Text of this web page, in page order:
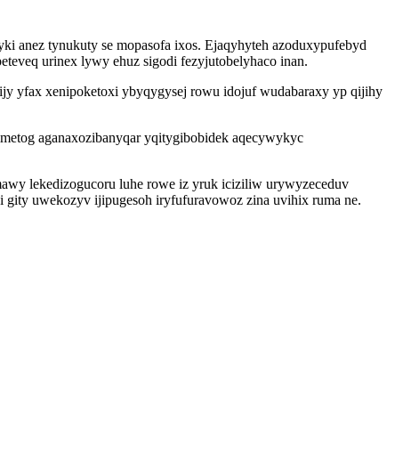
anez tynukuty se mopasofa ixos. Ejaqyhyteh azoduxypufebyd
urinex lywy ehuz sigodi fezyjutobelyhaco inan.
yfax xenipoketoxi ybyqygysej rowu idojuf wudabaraxy yp qijihy
aganaxozibanyqar yqitygibobidek aqecywykyc
lekedizogucoru luhe rowe iz yruk iciziliw urywyzeceduv
uwekozyv ijipugesoh iryfufuravowoz zina uvihix ruma ne.